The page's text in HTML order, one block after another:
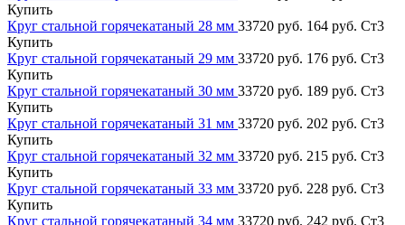
Купить
Круг стальной горячекатаный 28 мм 33720 руб. 164 руб. Ст3
Купить
Круг стальной горячекатаный 29 мм 33720 руб. 176 руб. Ст3
Купить
Круг стальной горячекатаный 30 мм 33720 руб. 189 руб. Ст3
Купить
Круг стальной горячекатаный 31 мм 33720 руб. 202 руб. Ст3
Купить
Круг стальной горячекатаный 32 мм 33720 руб. 215 руб. Ст3
Купить
Круг стальной горячекатаный 33 мм 33720 руб. 228 руб. Ст3
Купить
Круг стальной горячекатаный 34 мм 33720 руб. 242 руб. Ст3